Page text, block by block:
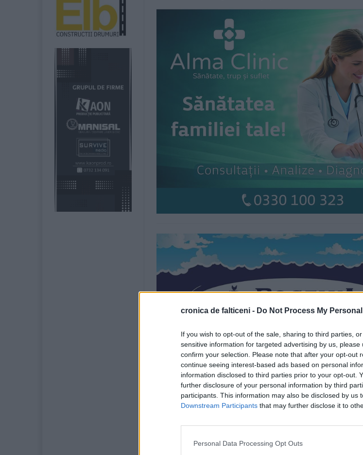
cronica de falticeni - Do Not Process My
If you wish to opt-out of the sale, sharing to third parties,
sensitive information for targeted advertising by us,
confirm your selection. Please note that after your opt-out
continue seeing interest-based ads based on personal
information disclosed to third parties prior to your opt-out.
further disclosure of your personal information by third
participants. This information may also be disclosed by us
Downstream Participants that may further disclose it to
Personal Data Processing Opt Outs